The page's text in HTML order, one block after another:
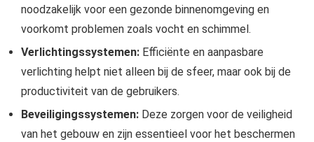
noodzakelijk voor een gezonde binnenomgeving en
voorkomt problemen zoals vocht en schimmel.
Verlichtingssystemen: Efficiënte en aanpasbare
verlichting helpt niet alleen bij de sfeer, maar ook bij de
productiviteit van de gebruikers.
Beveiligingssystemen: Deze zorgen voor de veiligheid
van het gebouw en zijn essentieel voor het beschermen